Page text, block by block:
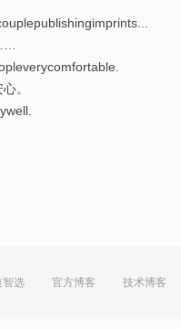
。
智选 官方博客 技术博客